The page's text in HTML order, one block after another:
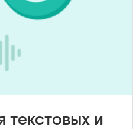
текстовых и